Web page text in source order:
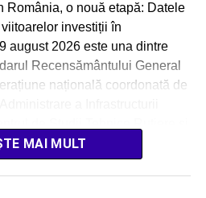
România, o nouă etapă: Datele
investiții în
august 2026 este una dintre
Recensământului General
națională coordonată de
Acțiunea […]
MAI MULT